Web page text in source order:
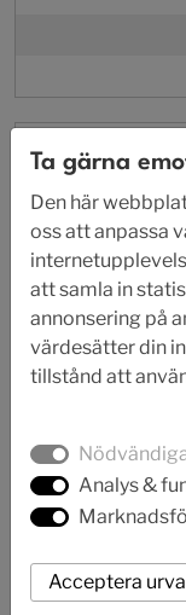
Ta gärna
Den här
oss att anpassa
att samla in
annonsering på
värdesätter din
tillstånd att
Analys &